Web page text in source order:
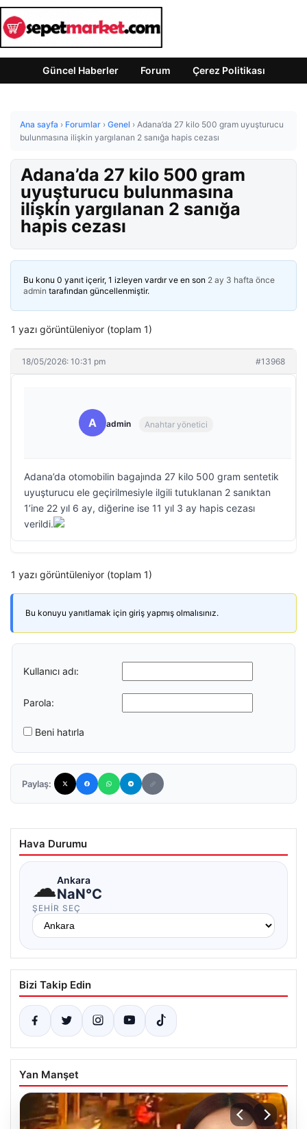
Güncel Haberler Forum Çerez Politikası
Ana sayfa › Forumlar › Genel › Adana’da 27 kilo 500 gram uyuşturucu
bulunmasına ilişkin yargılanan 2 sanığa hapis cezası
Adana’da 27 kilo 500 gram
uyuşturucu bulunmasına
ilişkin yargılanan 2 sanığa
hapis cezası
Bu konu 0 yanıt içerir, 1 izleyen vardır ve en son 2 ay 3 hafta önce
admin tarafından güncellenmiştir.
1 yazı görüntüleniyor (toplam 1)
18/05/2026: 10:31 pm #13968
A admin Anahtar yönetici
Adana’da otomobilin bagajında 27 kilo 500 gram sentetik
uyuşturucu ele geçirilmesiyle ilgili tutuklanan 2 sanıktan
1’ine 22 yıl 6 ay, diğerine ise 11 yıl 3 ay hapis cezası
verildi.
1 yazı görüntüleniyor (toplam 1)
Bu konuyu yanıtlamak için giriş yapmış olmalısınız.
Kullanıcı adı:
Parola:
Beni hatırla
Paylaş:
Hava Durumu
☁Ankara
NaN°C
ŞEHIR SEÇ
Bizi Takip Edin
Yan Manşet